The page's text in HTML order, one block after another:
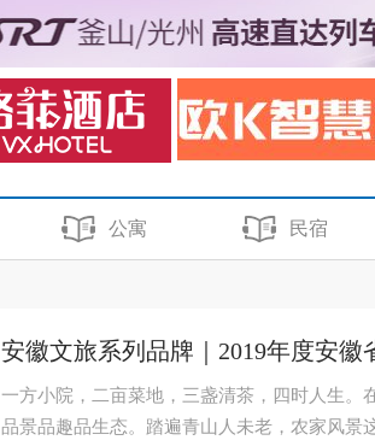
公寓 民宿
安徽文旅系列品牌｜2019年度安徽
一方小院，二亩菜地，三盏清茶，四时人生。
品景品趣品生态。踏遍青山人未老，农家风景